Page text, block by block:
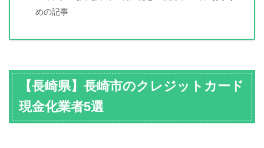
めの記事
【長崎県】長崎市のクレジットカード
現金化業者5選